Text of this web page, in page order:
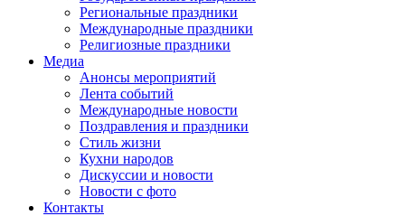
Региональные праздники
Международные праздники
Религиозные праздники
Медиа
Анонсы мероприятий
Лента событий
Международные новости
Поздравления и праздники
Cтиль жизни
Кухни народов
Дискуссии и новости
Новости с фото
Контакты